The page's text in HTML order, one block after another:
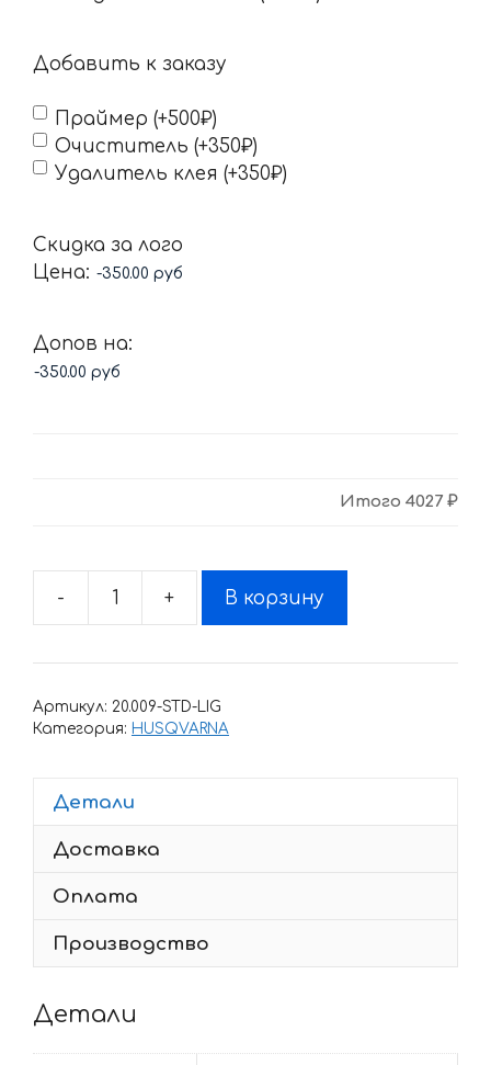
Добавить к заказу
Праймер (+500₽)
Очиститель (+350₽)
Удалитель клея (+350₽)
Скидка за лого
Цена:
Допов на:
Итого 4027 ₽
-
Количество
Комплект
HUSQVARNA
2010
+ В корзину
Артикул: 20.009-STD-LIG
Категория: HUSQVARNA
Детали
Доставка
Оплата
Производство
Детали